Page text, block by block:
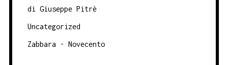
di Giuseppe Pitrè
Uncategorized
Zabbara - Novecento